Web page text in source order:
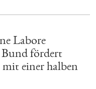
Labore
Bund fördert
mit einer halben